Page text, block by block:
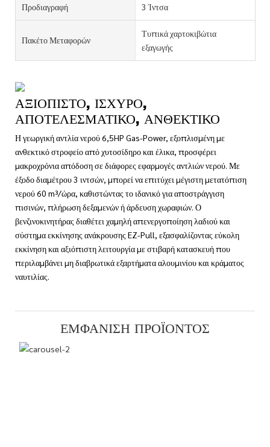
Προδιαγραφή 3 Ίντσα
Πακέτο Μεταφορών
Τυπικά χαρτοκιβώτια
εξαγωγής
ΑΞΙΌΠΙΣΤΟ, ΙΣΧΥΡΌ,
ΑΠΟΤΕΛΕΣΜΑΤΙΚΌ, ΑΝΘΕΚΤΙΚΌ
Η γεωργική αντλία νερού 6,5HP Gas-Power, εξοπλισμένη με
ανθεκτικό στροφείο από χυτοσίδηρο και έλικα, προσφέρει
μακροχρόνια απόδοση σε διάφορες εφαρμογές αντλιών νερού. Με
έξοδο διαμέτρου 3 ιντσών, μπορεί να επιτύχει μέγιστη μετατόπιση
νερού 60 m³/ώρα, καθιστώντας το ιδανικό για αποστράγγιση
πισινών, πλήρωση δεξαμενών ή άρδευση χωραφιών. Ο
βενζινοκινητήρας διαθέτει χαμηλή απενεργοποίηση λαδιού και
σύστημα εκκίνησης ανάκρουσης EZ-Pull, εξασφαλίζοντας εύκολη
εκκίνηση και αξιόπιστη λειτουργία με στιβαρή κατασκευή που
περιλαμβάνει μη διαβρωτικά εξαρτήματα αλουμινίου και κράματος
ναυτιλίας.
ΕΜΦΆΝΙΣΗ ΠΡΟΪΌΝΤΟΣ